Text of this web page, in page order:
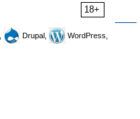
18+
Drupal,
WordPress,